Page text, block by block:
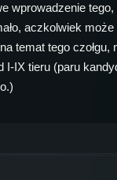
wprowadzenie
aczkolwiek
temat tego czołgu,
I-IX tieru (paru